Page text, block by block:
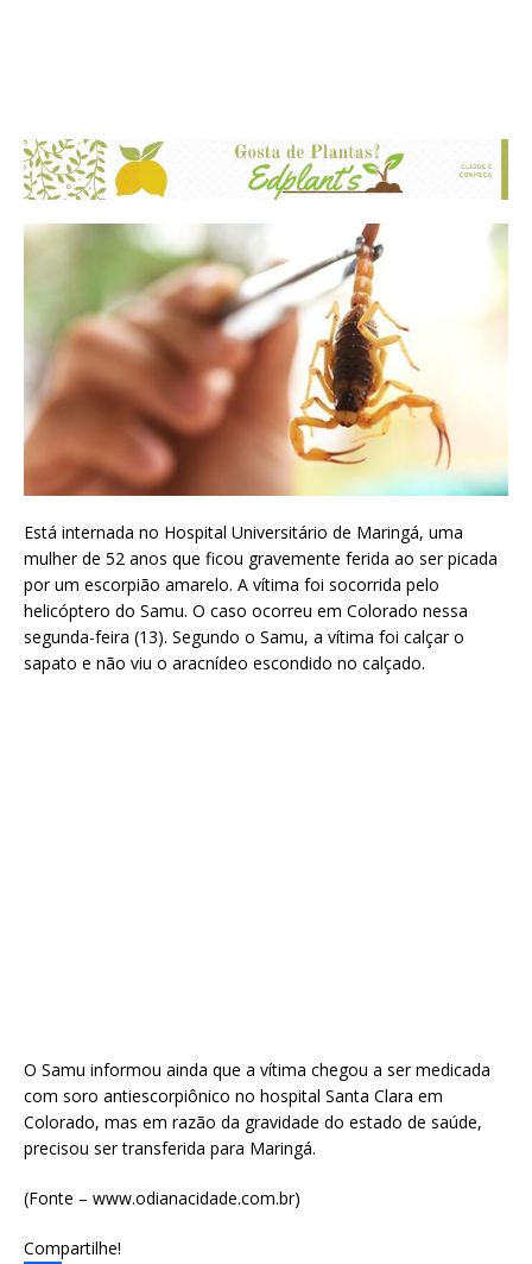
Está internada no Hospital Universitário de Maringá, uma
mulher de 52 anos que ficou gravemente ferida ao ser picada
por um escorpião amarelo. A vítima foi socorrida pelo
helicóptero do Samu. O caso ocorreu em Colorado nessa
segunda-feira (13). Segundo o Samu, a vítima foi calçar o
sapato e não viu o aracnídeo escondido no calçado.
O Samu informou ainda que a vítima chegou a ser medicada
com soro antiescorpiônico no hospital Santa Clara em
Colorado, mas em razão da gravidade do estado de saúde,
precisou ser transferida para Maringá.
(Fonte – www.odianacidade.com.br)
Compartilhe!